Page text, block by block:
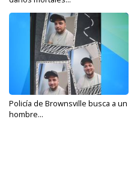
Policía de Brownsville busca a un
hombre...